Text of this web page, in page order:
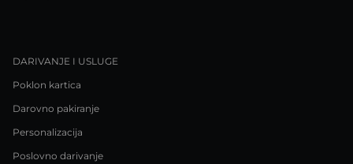
DARIVANJE I USLUGE
Poklon kartica
Darovno pakiranje
Personalizacija
Poslovno darivanje